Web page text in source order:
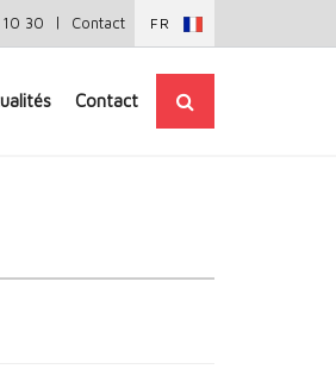
30 | Contact FR
Contact